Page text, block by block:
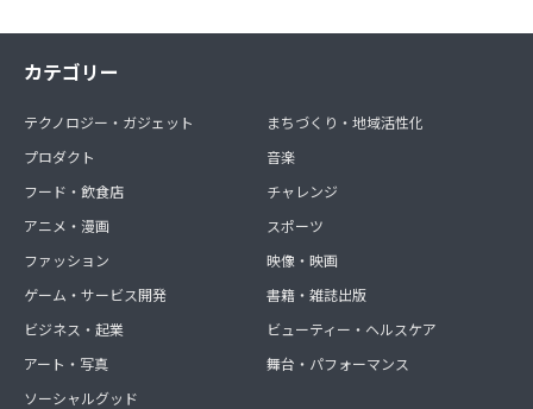
カテゴリー
テクノロジー・ガジェット
プロダクト
フード・飲食店
アニメ・漫画
ファッション
ゲーム・サービス開発
ビジネス・起業
アート・写真
ソーシャルグッド
まちづくり・地域活性化
音楽
チャレンジ
スポーツ
映像・映画
書籍・雑誌出版
ビューティー・ヘルスケア
舞台・パフォーマンス